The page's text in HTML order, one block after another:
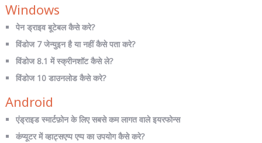
Windows
पेन ड्राइव बूटेबल कैसे करे?
विंडोज 7 जेन्युइन है या नहीं कैसे पता करे?
विंडोज 8.1 में स्क्रीनशॉट कैसे ले?
विंडोज 10 डाउनलोड कैसे करे?
Android
एंड्राइड स्मार्टफ़ोन के लिए सबसे कम लागत वाले इयरफोन्स
कंप्यूटर में व्हाट्सएप्प एप्प का उपयोग कैसे करे?